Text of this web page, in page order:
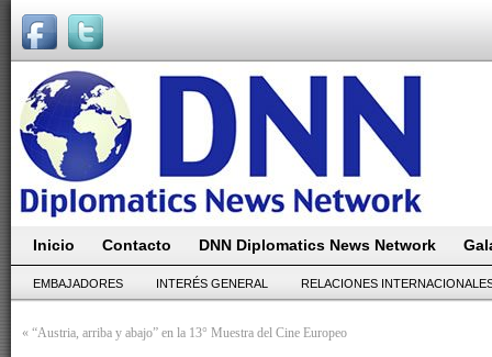
Inicio Contacto DNN Diplomatics News Network
EMBAJADORES INTERÉS GENERAL RELACIONES
« “Austria, arriba y abajo” en la 13° Muestra del Cine Europeo